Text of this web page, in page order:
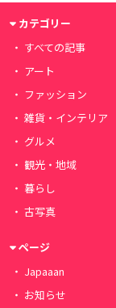
カテゴリー
すべての記事
アート
ファッション
雑貨・インテリア
グルメ
観光・地域
暮らし
古写真
ページ
Japaaan
お知らせ